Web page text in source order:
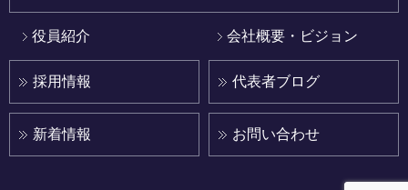
役員紹介 会社概要・ビジョン
採用情報
新着情報
代表者ブログ
お問い合わせ